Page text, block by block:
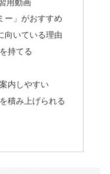
用動画
ー」がおすすめ
向いている理由
持てる
内しやすい
積み上げられる